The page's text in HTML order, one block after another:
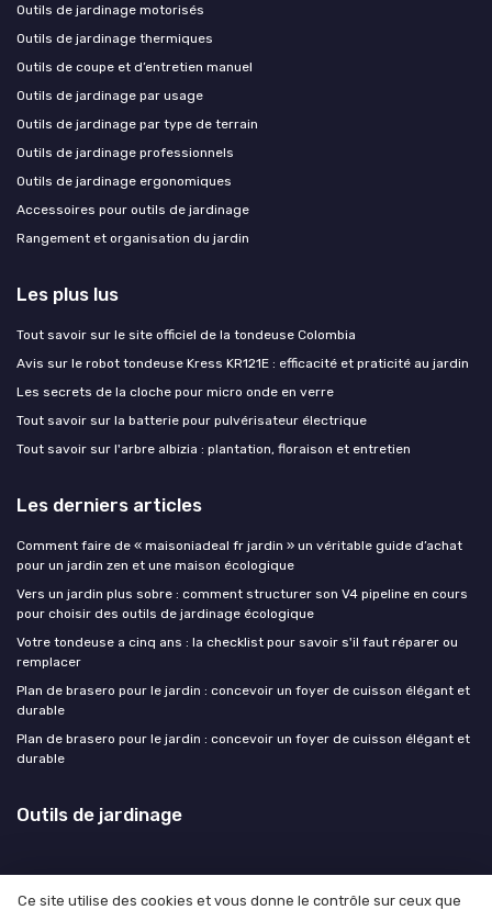
Outils de jardinage motorisés
Outils de jardinage thermiques
Outils de coupe et d’entretien manuel
Outils de jardinage par usage
Outils de jardinage par type de terrain
Outils de jardinage professionnels
Outils de jardinage ergonomiques
Accessoires pour outils de jardinage
Rangement et organisation du jardin
Les plus lus
Tout savoir sur le site officiel de la tondeuse Colombia
Avis sur le robot tondeuse Kress KR121E : efficacité et praticité au jardin
Les secrets de la cloche pour micro onde en verre
Tout savoir sur la batterie pour pulvérisateur électrique
Tout savoir sur l'arbre albizia : plantation, floraison et entretien
Les derniers articles
Comment faire de « maisoniadeal fr jardin » un véritable guide d’achat
pour un jardin zen et une maison écologique
Vers un jardin plus sobre : comment structurer son V4 pipeline en cours
pour choisir des outils de jardinage écologique
Votre tondeuse a cinq ans : la checklist pour savoir s'il faut réparer ou
remplacer
Plan de brasero pour le jardin : concevoir un foyer de cuisson élégant et
durable
Plan de brasero pour le jardin : concevoir un foyer de cuisson élégant et
durable
Outils de jardinage
Ce site utilise des cookies et vous donne le contrôle sur ceux que